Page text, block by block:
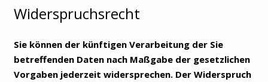
Widerspruchsrecht
Sie können der künftigen Verarbeitung der Sie
betreffenden Daten nach Maßgabe der gesetzlichen
Vorgaben jederzeit widersprechen. Der Widerspruch